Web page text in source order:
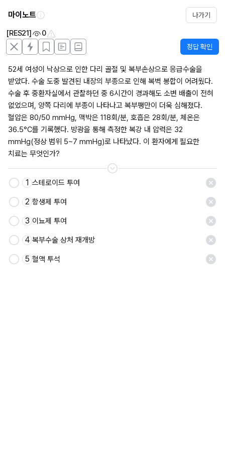
마이노트 나가기
[RES21] 0
정답 확인
52세 여성이 낙상으로 인한 다리 골절 및 복부손상으로 응급수술을
받았다. 수술 도중 발견된 내장의 부종으로 인해 복벽 봉합이 어려웠다.
수술 후 중환자실에서 관찰하던 중 6시간이 경과해도 소변 배출이 전혀
없었으며, 양쪽 다리에 부종이 나타나고 복부팽만이 더욱 심해졌다.
혈압은 80/50 mmHg, 맥박은 118회/분, 호흡은 28회/분, 체온은
36.5°C를 기록했다. 방광을 통해 측정한 복강 내 압력은 32
mmHg(정상 범위 5~7 mmHg)로 나타났다. 이 환자에게 필요한
치료는 무엇인가?
1 스테로이드 투여
2 항생제 투여
3 이뇨제 투여
4 복부수술 상처 재개방
5 혈액 투석